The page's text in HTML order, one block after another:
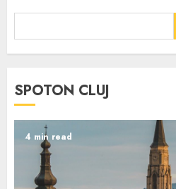
SPOTON CLUJ
4 min read